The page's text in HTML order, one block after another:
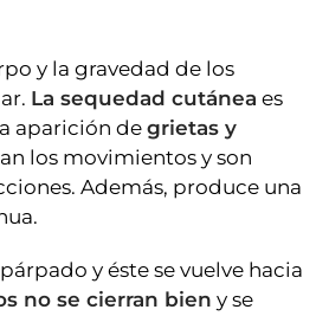
y la gravedad de los
La sequedad cutánea es
aparición de grietas y
los movimientos y son
Además, produce una
y éste se vuelve hacia
no se cierran bien y se